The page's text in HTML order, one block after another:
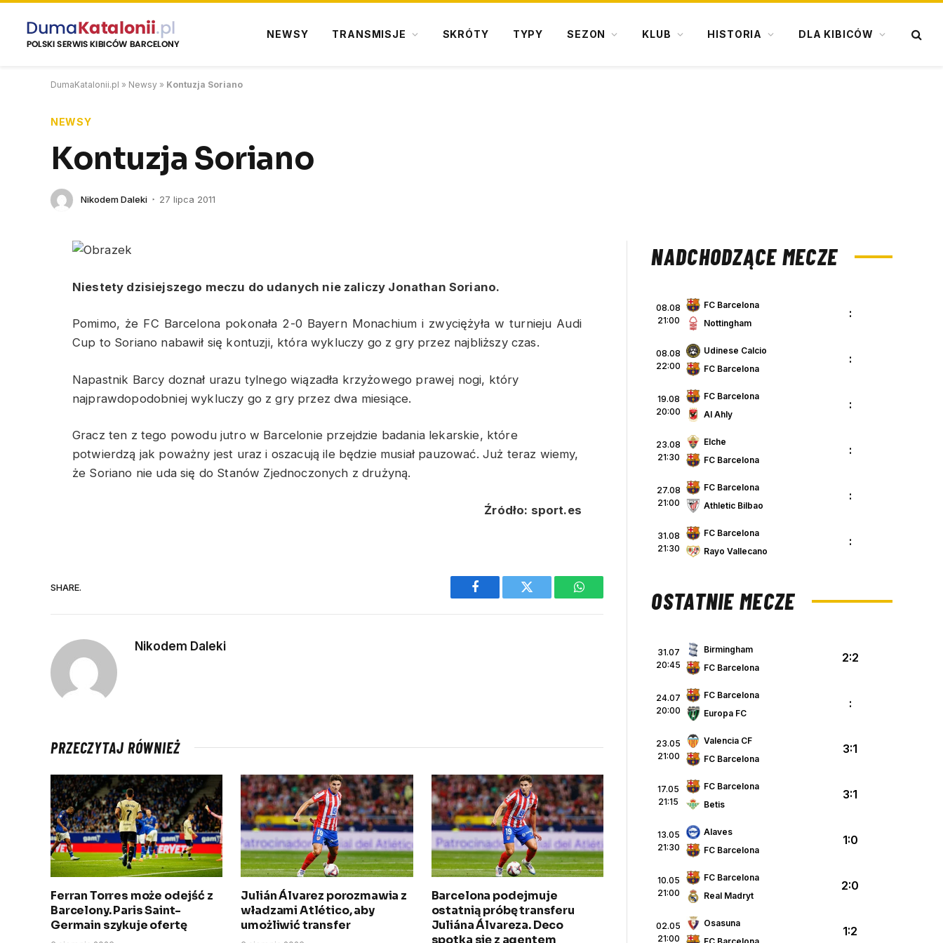
NEWSY TRANSMISJE SKRÓTY TYPY SEZON KLUB HISTORIA DLA KIBICÓW
DumaKatalonii.pl » Newsy » Kontuzja Soriano
NEWSY
Kontuzja Soriano
Nikodem Daleki 27 lipca 2011
Niestety dzisiejszego meczu do udanych nie zaliczy Jonathan Soriano.
Pomimo, że FC Barcelona pokonała 2-0 Bayern Monachium i zwyciężyła w turnieju Audi
Cup to Soriano nabawił się kontuzji, która wykluczy go z gry przez najbliższy czas.
Napastnik Barcy doznał urazu tylnego wiązadła krzyżowego prawej nogi, który
najprawdopodobniej wykluczy go z gry przez dwa miesiące.
Gracz ten z tego powodu jutro w Barcelonie przejdzie badania lekarskie, które
potwierdzą jak poważny jest uraz i oszacują ile będzie musiał pauzować. Już teraz wiemy,
że Soriano nie uda się do Stanów Zjednoczonych z drużyną.
Źródło: sport.es
SHARE.
Facebook Twitter WhatsApp
Nikodem Daleki
PRZECZYTAJ RÓWNIEŻ
Ferran Torres może odejść z
Barcelony. Paris Saint-
Germain szykuje ofertę
Julián Álvarez porozmawia z
władzami Atlético, aby
umożliwić transfer
Barcelona podejmuje
ostatnią próbę transferu
Juliána Álvareza. Deco
NADCHODZĄCE MECZE
08.08
21:00
FC Barcelona
Nottingham
:
08.08
22:00
Udinese Calcio
FC Barcelona
:
19.08
20:00
FC Barcelona
Al Ahly
:
23.08
21:30
Elche
FC Barcelona
:
27.08
21:00
FC Barcelona
Athletic Bilbao
:
31.08
21:30
FC Barcelona
Rayo Vallecano
:
OSTATNIE MECZE
31.07
20:45
Birmingham
FC Barcelona
2:2
24.07
20:00
FC Barcelona
Europa FC
:
23.05
21:00
Valencia CF
FC Barcelona
3:1
17.05
21:15
FC Barcelona
Betis
3:1
13.05
21:30
Alaves
FC Barcelona
1:0
10.05
21:00
FC Barcelona
Real Madryt
2:0
02.05
21:00
Osasuna
1:2